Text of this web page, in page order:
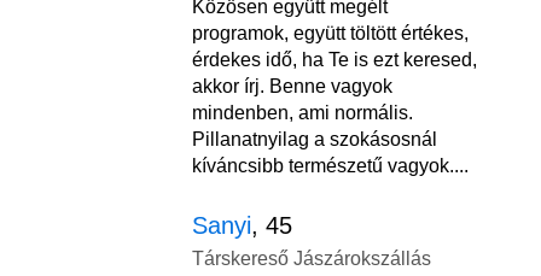
Közösen együtt megélt
programok, együtt töltött értékes,
érdekes idő, ha Te is ezt keresed,
akkor írj. Benne vagyok
mindenben, ami normális.
Pillanatnyilag a szokásosnál
kíváncsibb természetű vagyok....
Sanyi, 45
Társkereső Jászárokszállás